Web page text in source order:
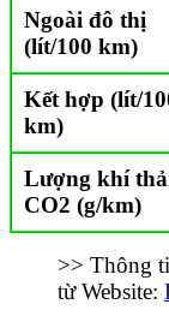
Ngoài đô thị
(lít/100 km)
Kết hợp (lít/
km)
Lượng khí
CO2 (g/km)
>> Thông
từ Website: